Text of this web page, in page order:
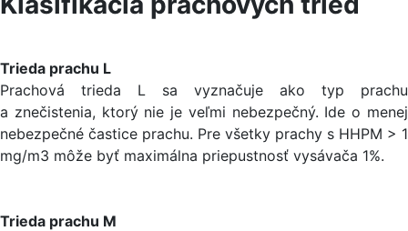
Trieda prachu L
Prachová trieda L sa vyznačuje ako typ prachu
a znečistenia, ktorý nie je veľmi nebezpečný. Ide o menej
nebezpečné častice prachu. Pre všetky prachy s HHPM > 1
mg/m3 môže byť maximálna priepustnosť vysávača 1%.
Trieda prachu M